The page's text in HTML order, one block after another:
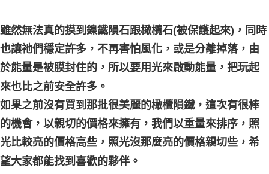
雖然無法真的摸到鎳鐵隕石跟橄欖石(被保護起來)，同時
也讓祂們穩定許多，不再害怕風化，或是分離掉落，由
於能量是被膜封住的，所以要用光來啟動能量，把玩起
來也比之前安全許多。
如果之前沒有買到那批很美麗的橄欖隕鐵，這次有很棒
的機會，以親切的價格來擁有，我們以重量來排序，照
光比較亮的價格高些，照光沒那麼亮的價格親切些，希
望大家都能找到喜歡的夥伴。